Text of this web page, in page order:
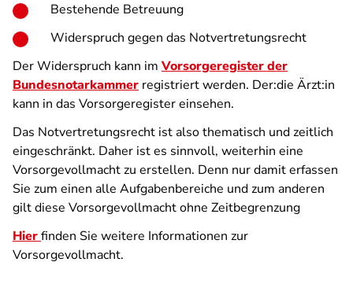
Bestehende Betreuung
Widerspruch gegen das Notvertretungsrecht
Der Widerspruch kann im Vorsorgeregister der
Bundesnotarkammer registriert werden. Der:die Ärzt:in
kann in das Vorsorgeregister einsehen.
Das Notvertretungsrecht ist also thematisch und zeitlich
eingeschränkt. Daher ist es sinnvoll, weiterhin eine
Vorsorgevollmacht zu erstellen. Denn nur damit erfassen
Sie zum einen alle Aufgabenbereiche und zum anderen
gilt diese Vorsorgevollmacht ohne Zeitbegrenzung
Hierfinden Sie weitere Informationen zur
Vorsorgevollmacht.